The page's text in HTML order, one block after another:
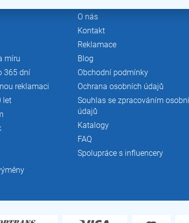
míru
365 dní
reklamaci
let
O nás
Kontakt
Reklamace
Blog
Obchodní podmínky
Ochrana osobních údajů
Souhlas se zpracováním
údajů
Katalogy
FAQ
Spolupráce s influencery